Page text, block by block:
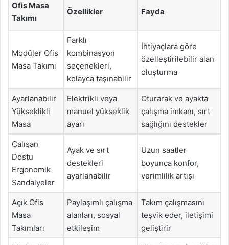
Ofis Masa
Takımı
Özellikler Fayda
Modüler Ofis
Masa Takımı
Farklı
kombinasyon
seçenekleri,
kolayca taşınabilir
İhtiyaçlara göre
özelleştirilebilir alan
oluşturma
Ayarlanabilir
Yükseklikli
Masa
Elektrikli veya
manuel yükseklik
ayarı
Oturarak ve ayakta
çalışma imkanı, sırt
sağlığını destekler
Çalışan
Dostu
Ergonomik
Sandalyeler
Ayak ve sırt
destekleri
ayarlanabilir
Uzun saatler
boyunca konfor,
verimlilik artışı
Açık Ofis
Masa
Takımları
Paylaşımlı çalışma
alanları, sosyal
etkileşim
Takım çalışmasını
teşvik eder, iletişimi
geliştirir